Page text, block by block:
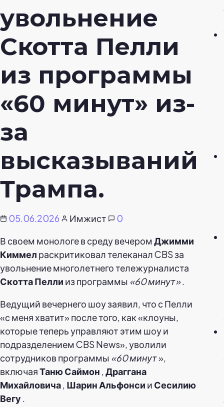
увольнение
Скотта Пелли
из программы
«60 минут» из-
за
высказываний
Трампа.
05.06.2026 Имжист
0
В своем монологе в среду вечеромДжимми
Киммел раскритиковал телеканал CBS за
увольнение многолетнего тележурналиста
Скотта Пелли из программы «60 минут».
Ведущий вечернего шоу заявил, что с Пелли
«с меня хватит» после того, как «клоуны,
которые теперь управляют этим шоу и
подразделением CBS News», уволили
сотрудников программы «60 минут»,
включаяТаню Саймон ,Драггана
Михайловича, Шарин Альфонси и Сесилию
Вегу .